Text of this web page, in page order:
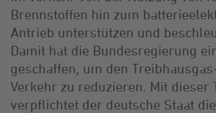
Brennstoffen hin zum
Antrieb unterstützen und
Damit hat die Bundesregierung
geschaffen, um den
Verkehr zu reduzieren. Mit dieser
verpflichtet der deutsche Staat die